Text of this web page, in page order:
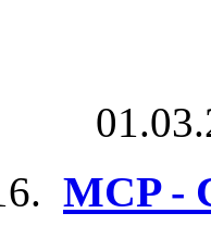
MCP -